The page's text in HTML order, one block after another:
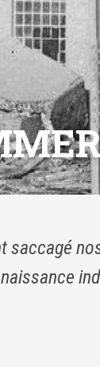
saccagé